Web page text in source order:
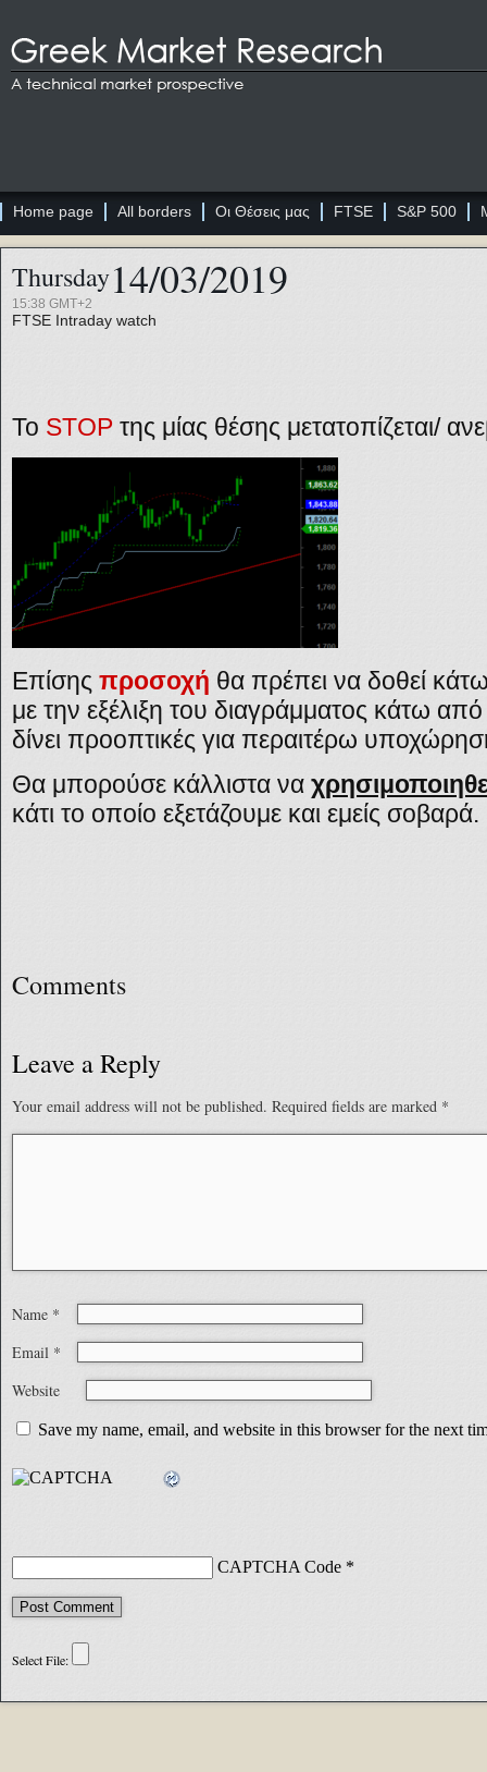
Home page All borders Οι Θέσεις μας FTSE S&P 500
Thursday14/03/2019
15:38 GMT+2
FTSE Intraday watch
Το STOP της μίας θέσης μετατοπίζεται/
Επίσης προσοχή θα πρέπει να δοθεί
με την εξέλιξη του διαγράμματος κάτω από
δίνει προοπτικές για περαιτέρω
Θα μπορούσε κάλλιστα να
κάτι το οποίο εξετάζουμε και εμείς σοβαρά.
Comments
Leave a Reply
Your email address will not be published. Required fields are marked *
Name *
Email *
Website
Save my name, email, and website in this browser for the next
CAPTCHA Code *